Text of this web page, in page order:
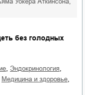
без голодных
эндокринология
медицина и здоровье